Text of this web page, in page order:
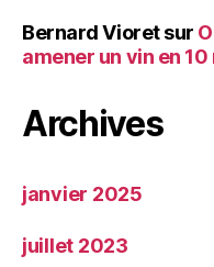
Bernard Vioretsur
amener un vin en
Archives
janvier 2025
juillet 2023